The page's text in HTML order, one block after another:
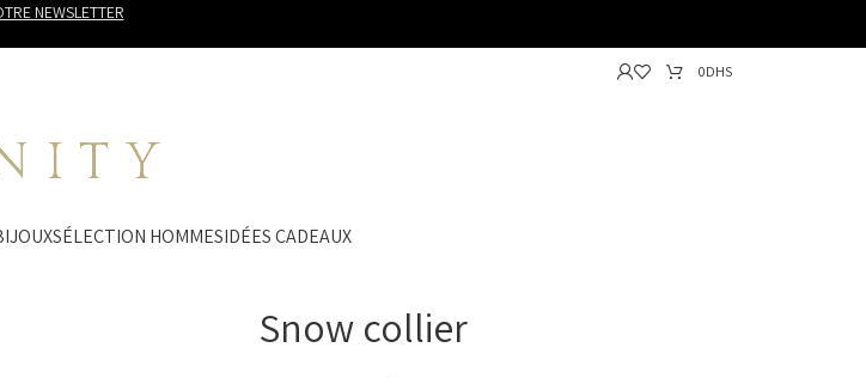
NEWSLETTER
0DHS
SÉLECTION HOMMESIDÉES CADEAUX
Snow collier